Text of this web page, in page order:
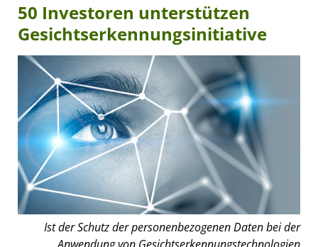
50 Investoren unterstützen
Gesichtserkennungsinitiative
Ist der Schutz der personenbezogenen Daten bei der